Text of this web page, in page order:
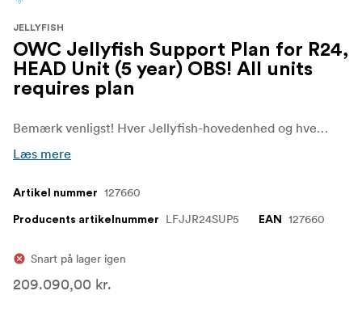
JELLYFISH
OWC Jellyfish Support Plan for R24,
HEAD Unit (5 year) OBS! All units
requires plan
Bemærk venligst! Hver Jellyfish-hovedenhed og hver Jellyfish-udvidelse kræver en supportplan.
Læs mere
Artikel nummer 127660
Producents artikelnummer LFJJR24SUP5 EAN 127660
Snart på lager igen
209.090,00 kr.